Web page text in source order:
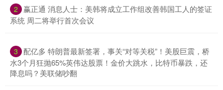
2
​赢正通 消息人士：美韩将成立工作组改善韩国工人的签证
系统 周二将举行首次会议
3 ​配亿多 特朗普最新签署，事关“对等关税”！美股巨震，桥
水3个月狂抛65%英伟达股票！金价大跳水，比特币暴跌，还
降息吗？美联储吵翻